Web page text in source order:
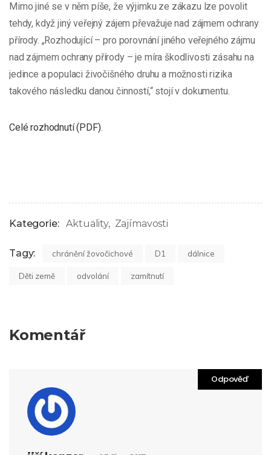
Mimo jiné se v něm píše, že výjimku ze zákazu lze povolit
tehdy, když jiný veřejný zájem převažuje nad zájmem ochrany
přírody. „Rozhodující – pro porovnání jiného veřejného zájmu
nad zájmem ochrany přírody – je míra škodlivosti zásahu na
jedince a populaci živočišného druhu a možnosti rizika
takového následku danou činností,“ stojí v dokumentu.
Celé rozhodnutí (PDF).
Kategorie: Aktuality Zajímavosti
Tagy: chránění žovočichové D1 dálnice
Děti země odvolání zamítnutí
Komentář
Odpověď